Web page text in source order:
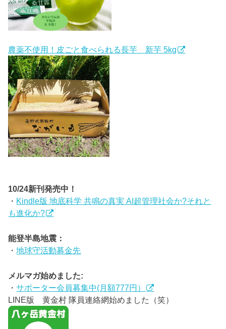
農薬不使用！皮ごと食べられる長芋 新芋 5kg
10/24新刊発売中！
・ Kindle版 地底科学 共鳴の真実 AI超管理社会か?それと
も進化か?
能登半島地震：
・地球守活動募金先
メルマガ始めました:
・サポーター会員募集中(月額777円）
LINE版 黄金村 隊員連絡網始めました（笑）